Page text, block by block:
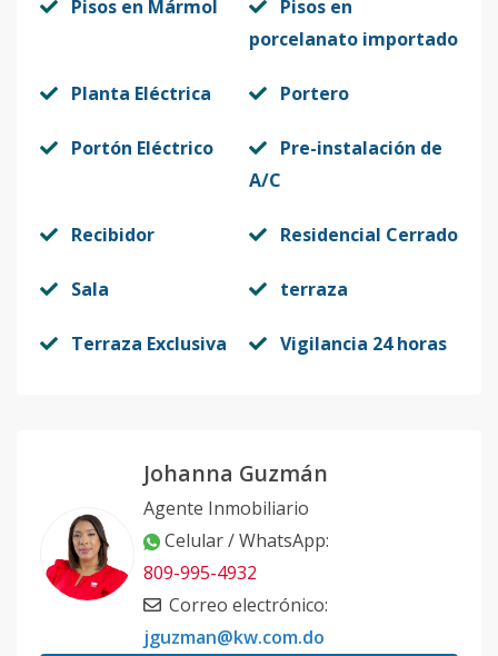
Pisos en Mármol
Pisos en
porcelanato importado
Planta Eléctrica Portero
Portón Eléctrico
Pre-instalación de
A/C
Recibidor Residencial Cerrado
Sala terraza
Terraza Exclusiva Vigilancia 24 horas
Johanna Guzmán
Agente Inmobiliario
Celular / WhatsApp:
809-995-4932
Correo electrónico:
jguzman@kw.com.do